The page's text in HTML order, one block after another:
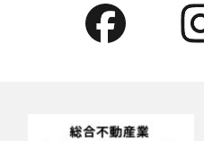
した検索キーワード，利用
帯端末を通じてご利用の場
スを利用しまたはページを